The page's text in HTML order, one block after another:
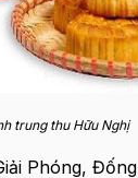
trung thu Hữu Nghị
Phóng,